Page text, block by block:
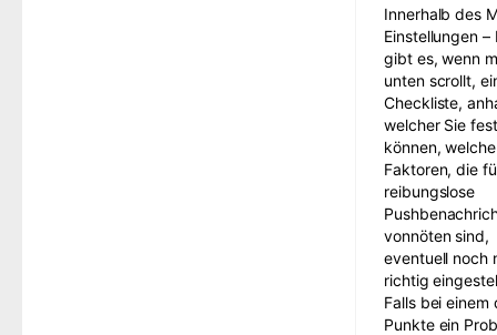
Innerhalb des
Einstellungen –
gibt es, wenn
unten scrollt,
Checkliste,
welcher Sie
können,
Faktoren, die
reibungslose
vonnöten sind,
eventuell noch
richtig
Falls bei einem
Punkte ein